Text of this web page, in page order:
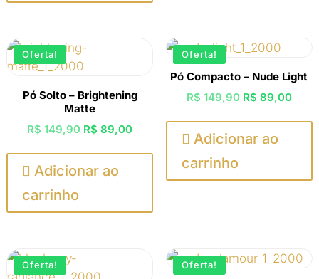
Oferta!
Pó Solto – Brightening
Matte
R$149,90 O
original
R$ 89,00O
 Adicionar ao
carrinho
Oferta!
Pó Compacto – Nude Light
R$149,90 O
original
R$ 89,00O
 Adicionar ao
carrinho
Oferta! Oferta!